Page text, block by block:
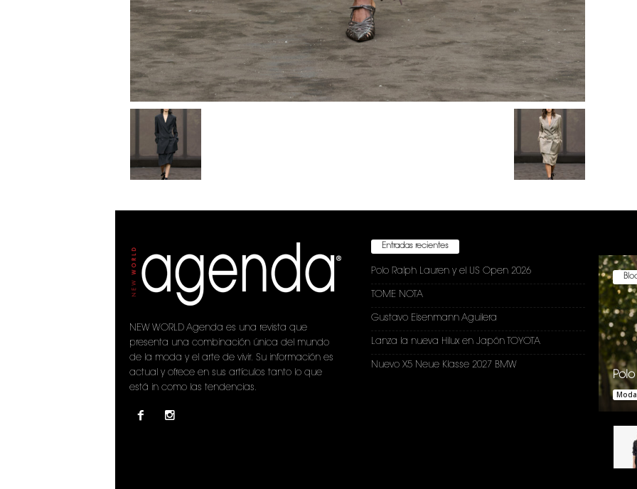
NEW WORLD Agenda es una revista que
presenta una combinación única del mundo
de la moda y el arte de vivir. Su información es
actual y ofrece en sus artículos tanto lo que
está in como las tendencias.
Entradas recientes
Polo Ralph Lauren y el US Open 2026
TOME NOTA
Gustavo Eisenmann Aguilera
Lanza la nueva Hilux en Japón TOYOTA
Nuevo X5 Neue Klasse 2027 BMW
Moda